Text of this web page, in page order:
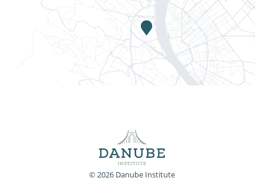
© 2026 Danube Institute